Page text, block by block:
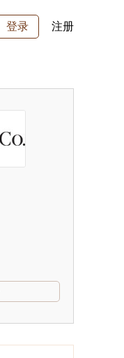
登录 注册